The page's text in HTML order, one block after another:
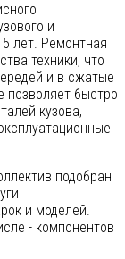
и
лет. Ремонтная
техники, что
и в сжатые
позволяет быстро
кузова,
подобран
и моделей.
- компонентов